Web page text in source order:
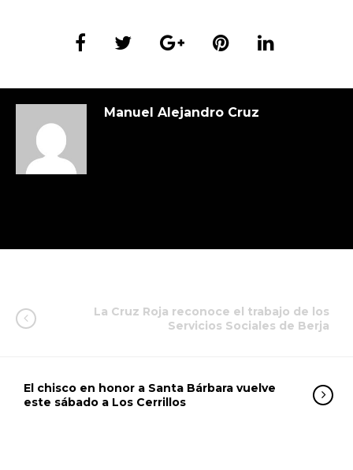
Manuel Alejandro Cruz
La Cruz Roja reconoce el trabajo de los
Servicios Sociales de Berja
El chisco en honor a Santa Bárbara vuelve
este sábado a Los Cerrillos